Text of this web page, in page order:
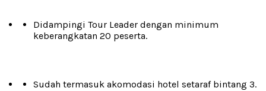
Didampingi Tour Leader dengan minimum
keberangkatan 20 peserta.
Sudah termasuk akomodasi hotel setaraf bintang 3.